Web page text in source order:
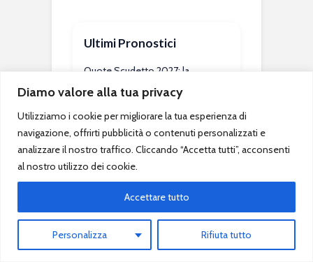
Diamo valore alla tua privacy
Utilizziamo i cookie per migliorare la tua esperienza di
navigazione, offrirti pubblicità o contenuti personalizzati e
analizzare il nostro traffico. Cliccando “Accetta tutti”, acconsenti
al nostro utilizzo dei cookie.
Personalizza Rifiuta tutto
Accettare tutto
Ultimi Pronostici
Quote Scudetto 2027: la
favorita è l’Inter a quota 2.10.
Seguono Napoli e Juventus.
Pronostico 2027: è arrivato!
Ecco le novità
Pronostico 2027: il mese
inizia con un’altra vincita
potenziale matematica